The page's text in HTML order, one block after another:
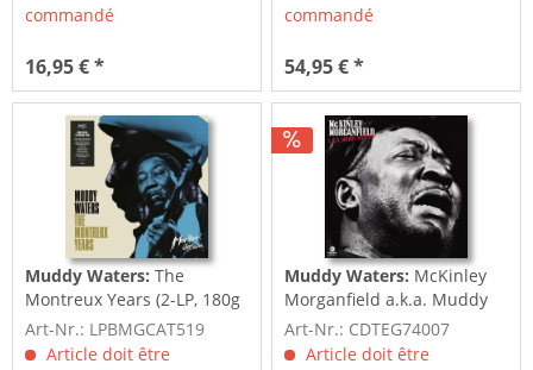
commandé
16,95 € *
commandé
54,95 € *
Muddy Waters:The
Montreux Years (2-LP, 180g
Vinyl)
Art-Nr.: LPBMGCAT519
Article doit être
Muddy Waters: McKinley
Morganfield a.k.a. Muddy
Waters
Art-Nr.: CDTEG74007
Article doit être